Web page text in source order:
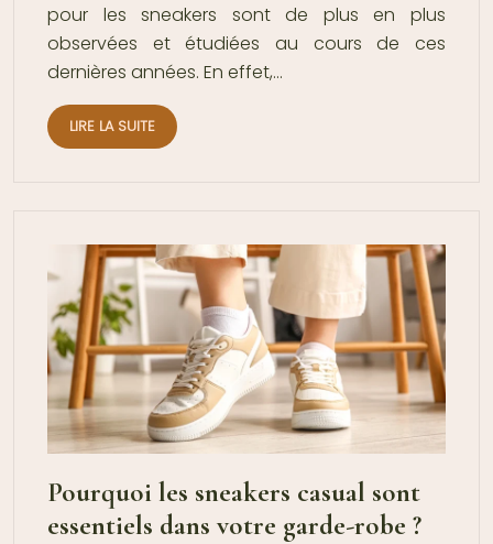
pour les sneakers sont de plus en plus
observées et étudiées au cours de ces
dernières années. En effet,…
LIRE LA SUITE
Pourquoi les sneakers casual sont
essentiels dans votre garde-robe ?